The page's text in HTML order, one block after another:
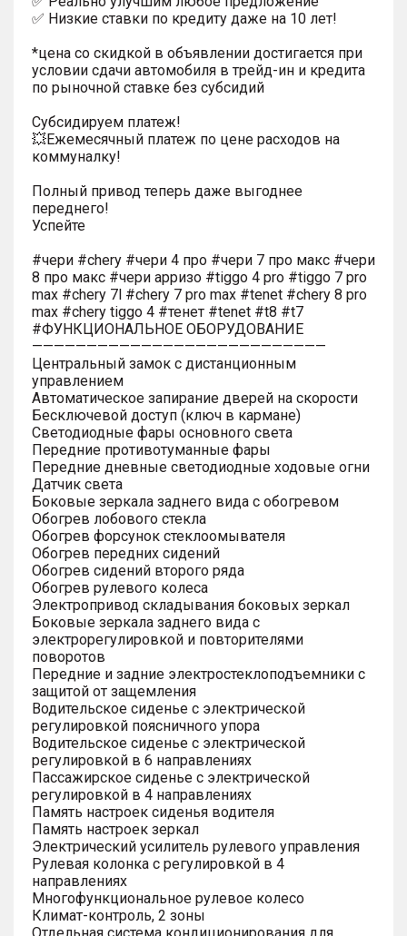
✅ Низкие ставки по кредиту даже на 10 лет!
*цена со скидкой в объявлении достигается при
условии сдачи автомобиля в трейд-ин и кредита
по рыночной ставке без субсидий
Субсидируем платеж!
💥Ежемесячный платеж по цене расходов на
коммуналку!
Полный привод теперь даже выгоднее
переднего!
Успейте
#чери #chery #чери 4 про #чери 7 про макс #чери
8 про макс #чери арризо #tiggo 4 pro #tiggo 7 pro
max #chery 7l #chery 7 pro max #tenet #chery 8 pro
max #chery tiggo 4 #тенет #tenet #t8 #t7
#ФУНКЦИОНАЛЬНОЕ ОБОРУДОВАНИЕ
———————————————————————————
Центральный замок с дистанционным
управлением
Автоматическое запирание дверей на скорости
Бесключевой доступ (ключ в кармане)
Светодиодные фары основного света
Передние противотуманные фары
Передние дневные светодиодные ходовые огни
Датчик света
Боковые зеркала заднего вида с обогревом
Обогрев лобового стекла
Обогрев форсунок стеклоомывателя
Обогрев передних сидений
Обогрев сидений второго ряда
Обогрев рулевого колеса
Электропривод складывания боковых зеркал
Боковые зеркала заднего вида с
электрорегулировкой и повторителями
поворотов
Передние и задние электростеклоподъемники с
защитой от защемления
Водительское сиденье с электрической
регулировкой поясничного упора
Водительское сиденье с электрической
регулировкой в 6 направлениях
Пассажирское сиденье с электрической
регулировкой в 4 направлениях
Память настроек сиденья водителя
Память настроек зеркал
Электрический усилитель рулевого управления
Рулевая колонка с регулировкой в 4
направлениях
Многофункциональное рулевое колесо
Климат-контроль, 2 зоны
Отдельная система кондиционирования для